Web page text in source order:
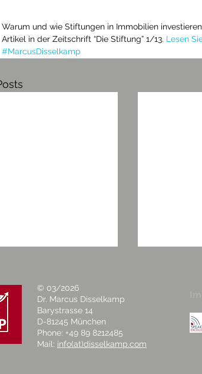
Warum und wie Stiftungen in Immobilien
Artikel in der Zeitschrift “Die Stiftung” 1/13. Lesen
#MarcusDisselkamp
© 03/2026
Dr. Marcus Disselkamp
Barystrasse 14
D-81245 München
Phone: +49 89 8212485
Mail: info(at)disselkamp.com